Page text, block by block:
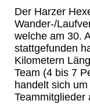
Der Harzer
Wander-/
welche am 30.
stattgefunden
Kilometern
Team (4 bis 7
handelt sich
Teammitglieder